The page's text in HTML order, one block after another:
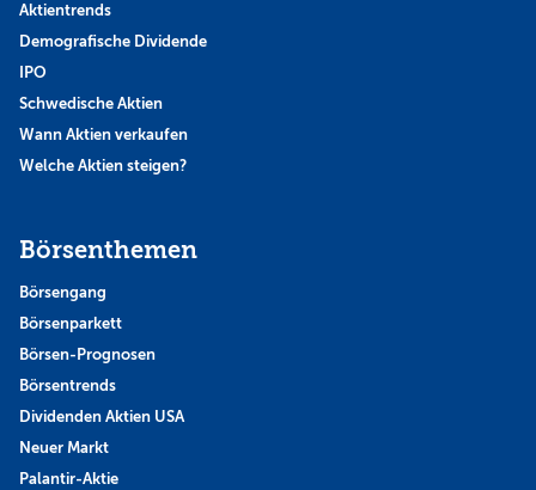
Aktientrends
Demografische Dividende
IPO
Schwedische Aktien
Wann Aktien verkaufen
Welche Aktien steigen?
Börsenthemen
Börsengang
Börsenparkett
Börsen-Prognosen
Börsentrends
Dividenden Aktien USA
Neuer Markt
Palantir-Aktie